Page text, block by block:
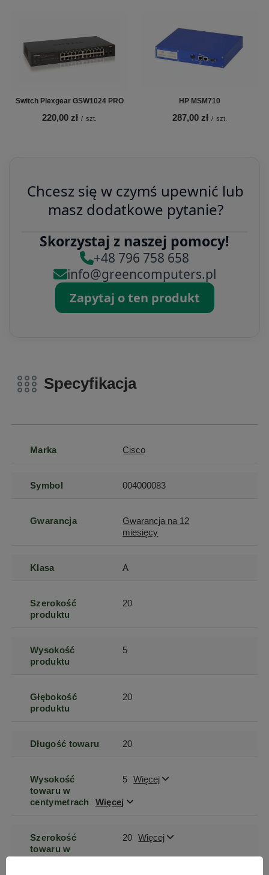
Switch Plexgear GSW1024 PRO
220,00 zł / szt.
HP MSM710
287,00 zł / szt.
Chcesz się w czymś upewnić lub
masz dodatkowe pytanie?
Skorzystaj z naszej pomocy!
+48 796 758 658
info@greencomputers.pl
Zapytaj o ten produkt
Specyfikacja
Marka Cisco
Symbol 004000083
Gwarancja
Gwarancja na 12
miesięcy
Klasa A
Szerokość
produktu
20
Wysokość
produktu
5
Głębokość
produktu
20
Długość towaru 20
Wysokość
towaru w
centymetrach
Więcej
5 Więcej
Szerokość
towaru w
centymetrach Więcej
20 Więcej